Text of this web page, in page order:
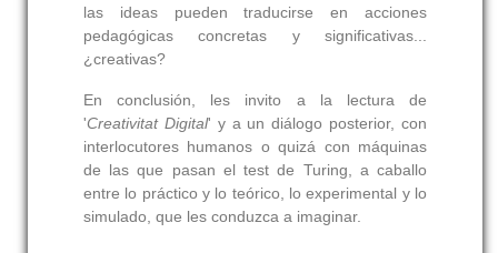
las ideas pueden traducirse en acciones
pedagógicas concretas y significativas...
¿creativas?
En conclusión, les invito a la lectura de
'Creativitat Digital' y a un diálogo posterior, con
interlocutores humanos o quizá con máquinas
de las que pasan el test de Turing, a caballo
entre lo práctico y lo teórico, lo experimental y lo
simulado, que les conduzca a imaginar.